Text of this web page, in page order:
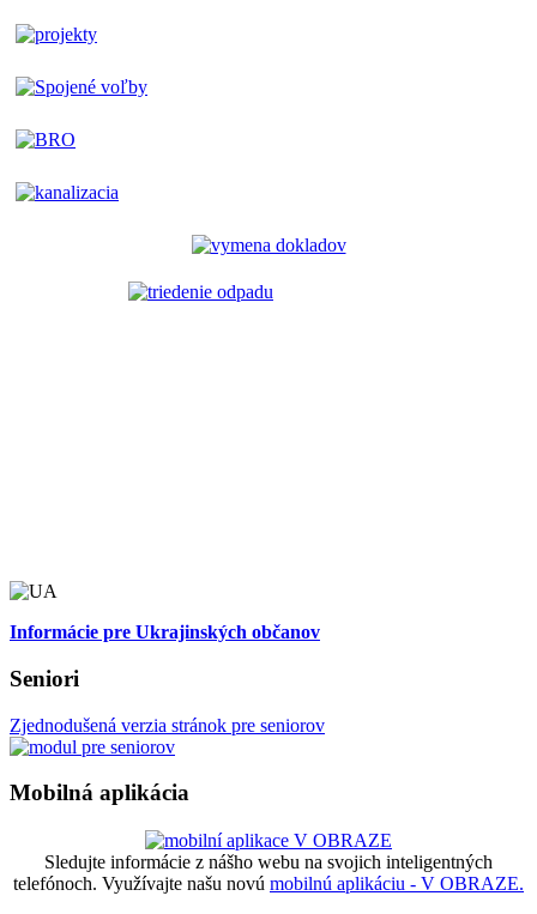
Informácie pre Ukrajinských občanov
Seniori
Zjednodušená verzia stránok pre seniorov
Mobilná aplikácia
Sledujte informácie z nášho webu na svojich inteligentných
telefónoch. Využívajte našu novú mobilnú aplikáciu - V OBRAZE.